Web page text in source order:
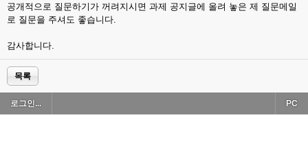
공개적으로 질문하기가 꺼려지시면 과제 공지글에 올려 놓은 제 질문메일
로 질문을 주셔도 좋습니다.
감사합니다.
목록
로그인... PC